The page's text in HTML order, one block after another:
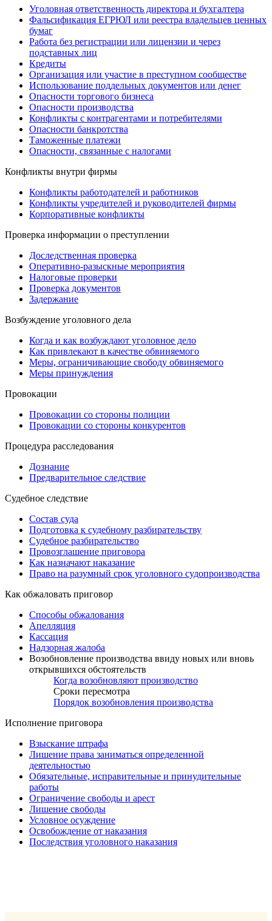
Уголовная ответственность директора и бухгалтера
Фальсификация ЕГРЮЛ или реестра владельцев ценных
бумаг
Работа без регистрации или лицензии и через
подставных лиц
Кредиты
Организация или участие в преступном сообществе
Использование поддельных документов или денег
Опасности торгового бизнеса
Опасности производства
Конфликты с контрагентами и потребителями
Опасности банкротства
Таможенные платежи
Опасности, связанные с налогами
Конфликты внутри фирмы
Конфликты работодателей и работников
Конфликты учредителей и руководителей фирмы
Корпоративные конфликты
Проверка информации о преступлении
Доследственная проверка
Оперативно-разыскные мероприятия
Налоговые проверки
Проверка документов
Задержание
Возбуждение уголовного дела
Когда и как возбуждают уголовное дело
Как привлекают в качестве обвиняемого
Меры, ограничивающие свободу обвиняемого
Меры принуждения
Провокации
Провокации со стороны полиции
Провокации со стороны конкурентов
Процедура расследования
Дознание
Предварительное следствие
Судебное следствие
Состав суда
Подготовка к судебному разбирательству
Судебное разбирательство
Провозглашение приговора
Как назначают наказание
Право на разумный срок уголовного судопроизводства
Как обжаловать приговор
Способы обжалования
Апелляция
Кассация
Надзорная жалоба
Возобновление производства ввиду новых или вновь
открывшихся обстоятельств
Когда возобновляют производство
Сроки пересмотра
Порядок возобновления производства
Исполнение приговора
Взыскание штрафа
Лишение права заниматься определенной
деятельностью
Обязательные, исправительные и принудительные
работы
Ограничение свободы и арест
Лишение свободы
Условное осуждение
Освобождение от наказания
Последствия уголовного наказания